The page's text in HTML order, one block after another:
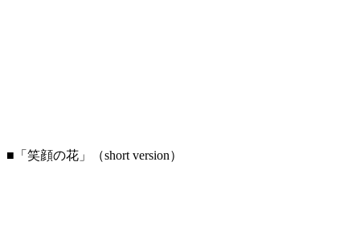
■「笑顔の花」（short version）